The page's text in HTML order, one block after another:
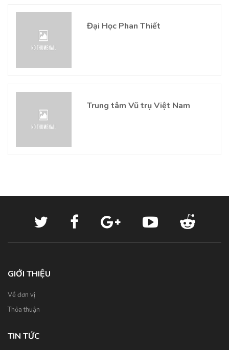
Đại Học Phan Thiết
Trung tâm Vũ trụ Việt Nam
GIỚI THIỆU
Về đơn vị
Thỏa thuận
TIN TỨC